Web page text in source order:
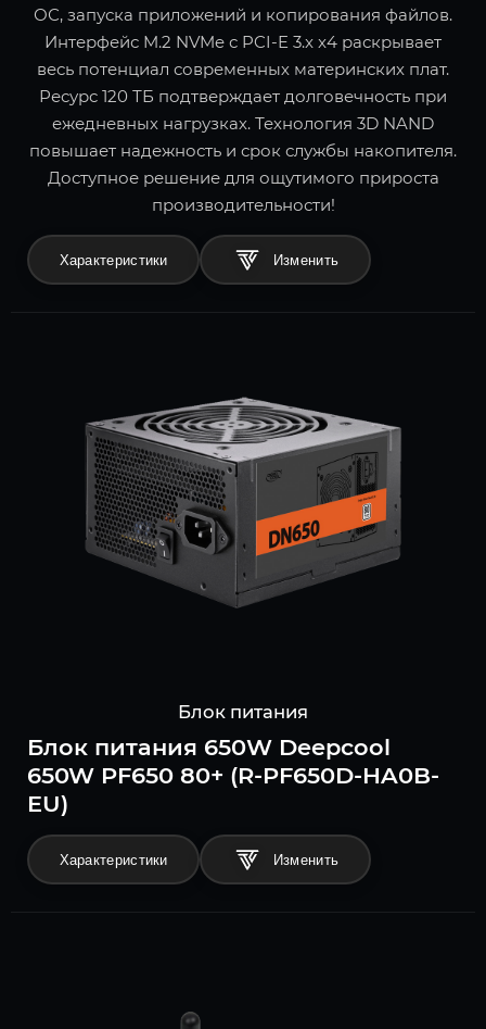
ОС, запуска приложений и копирования файлов.
Интерфейс M.2 NVMe с PCI-E 3.x x4 раскрывает
весь потенциал современных материнских плат.
Ресурс 120 ТБ подтверждает долговечность при
ежедневных нагрузках. Технология 3D NAND
повышает надежность и срок службы накопителя.
Доступное решение для ощутимого прироста
производительности!
Характеристики
Блок питания
Блок питания 650W Deepcool
650W PF650 80+ (R-PF650D-HA0B-
EU)
Характеристики